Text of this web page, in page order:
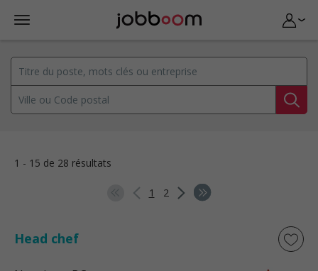
1 - 15 de 28 résultats
1 2
Head chef